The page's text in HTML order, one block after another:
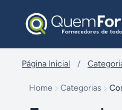
Página Inicial /
Home Categorias